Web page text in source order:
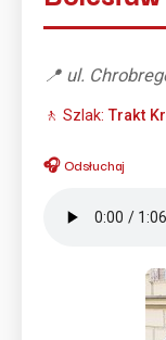
📍 ul.
🚶 Szlak:Trakt
🎧 Odsłuchaj